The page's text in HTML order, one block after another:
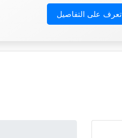
تعرف على التفاصيل